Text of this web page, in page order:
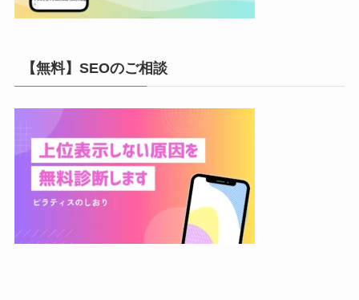
【無料】SEOのご相談